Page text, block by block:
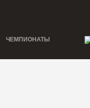
ЧЕМПИОНАТЫ